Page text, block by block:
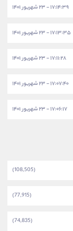
۱۷:۱۴:۳۹ - ۲۳ شهریور ۱۴۰۱
۱۷:۱۳:۳۵ - ۲۳ شهریور ۱۴۰۱
۱۷:۱۱:۲۸ - ۲۳ شهریور ۱۴۰۱
۱۷:۰۷:۴۰ - ۲۳ شهریور ۱۴۰۱
۱۷:۰۶:۱۷ - ۲۳ شهریور ۱۴۰۱
(108,505)
(77,915)
(74,835)